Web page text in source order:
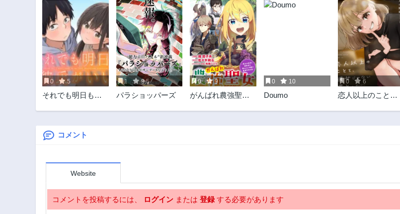
0 5
それでも明日も彼
1 9.5
パラショッパーズ
0 9
がんばれ農強聖女
嬢の農業革命日誌
0 10
Doumo
0 6
恋人以上のこと
コメント
Website
コメントを投稿するには、 ログイン または 登録する必要があります